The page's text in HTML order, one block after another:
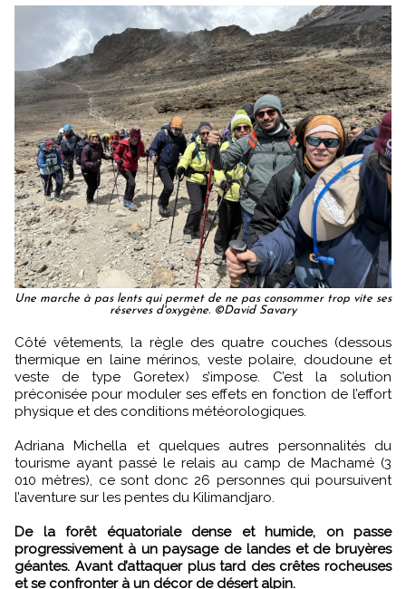
Une marche à pas lents qui permet de ne pas consommer trop vite ses
réserves d'oxygène. ©David Savary
Côté vêtements, la règle des quatre couches (dessous
thermique en laine mérinos, veste polaire, doudoune et
veste de type Goretex) s’impose. C’est la solution
préconisée pour moduler ses effets en fonction de l’effort
physique et des conditions météorologiques.
Adriana Michella et quelques autres personnalités du
tourisme ayant passé le relais au camp de Machamé (3
010 mètres), ce sont donc 26 personnes qui poursuivent
l’aventure sur les pentes du Kilimandjaro.
De la forêt équatoriale dense et humide, on passe
progressivement à un paysage de landes et de bruyères
géantes. Avant d’attaquer plus tard des crêtes rocheuses
et se confronter à un décor de désert alpin.